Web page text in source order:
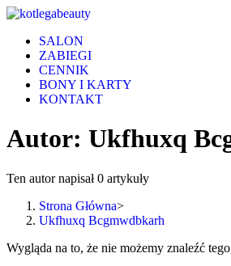
Skip
contentSALON
ZABIEGI
CENNIK
BONY I KARTY
KONTAKT
Autor: Ukfhuxq
Ten autor napisał 0 artykuły
Strona Główna>
Ukfhuxq Bcgmwdbkarh
Wygląda na to, że nie możemy znaleźć